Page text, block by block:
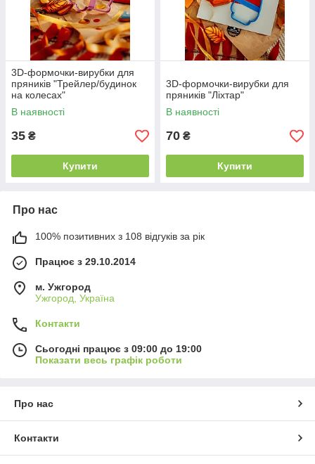
3D-формочки-вирубки для
пряників "Трейлер/будинок
на колесах"
В наявності
35 ₴
Купити
3D-формочки-вирубки для
пряників "Ліхтар"
В наявності
70 ₴
Купити
Про нас
100% позитивних з 108 відгуків за рік
Працює з 29.10.2014
м. Ужгород
Ужгород, Україна
Контакти
Сьогодні працює з 09:00 до 19:00
Показати весь графік роботи
Про нас
Контакти